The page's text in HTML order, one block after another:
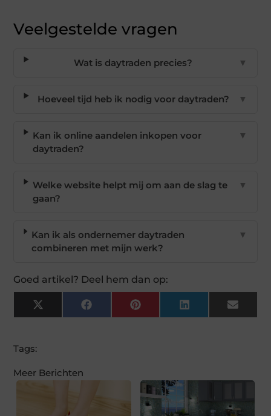
Veelgestelde vragen
Wat is daytraden precies? ▼
Hoeveel tijd heb ik nodig voor daytraden? ▼
Kan ik online aandelen inkopen voor
daytraden?
▼
Welke website helpt mij om aan de slag te
gaan?
▼
Kan ik als ondernemer daytraden
combineren met mijn werk?
▼
Goed artikel? Deel hem dan op:
X
(Twitter)
FacebookPinterest LinkedIn Email
Tags:
Meer Berichten